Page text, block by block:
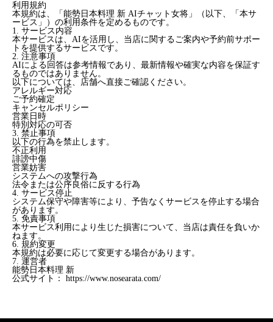
利用規約
本規約は、「能勢日本料理 新 AIチャット女将」（以下、「本サ
ービス」）の利用条件を定めるものです。
1. サービス内容
本サービスは、AIを活用し、当店に関するご案内や予約前サポー
トを提供するサービスです。
2. 注意事項
AIによる回答は参考情報であり、最新情報や確実な内容を保証す
るものではありません。
以下については、店舗へ直接ご確認ください。
アレルギー対応
ご予約確定
キャンセルポリシー
営業日時
特別対応の可否
3. 禁止事項
以下の行為を禁止します。
不正利用
誹謗中傷
営業妨害
システムへの攻撃行為
法令または公序良俗に反する行為
4. サービス停止
システム保守や障害等により、予告なくサービスを停止する場合
があります。
5. 免責事項
本サービス利用により生じた損害について、当店は責任を負いか
ねます。
6. 規約変更
本規約は必要に応じて変更する場合があります。
7. 運営者
能勢日本料理 新
公式サイト： https://www.nosearata.com/